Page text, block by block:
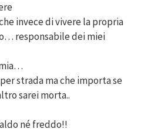
invece di vivere la propria
responsabile dei miei
strada ma che importa se
sarei morta..
né freddo!!